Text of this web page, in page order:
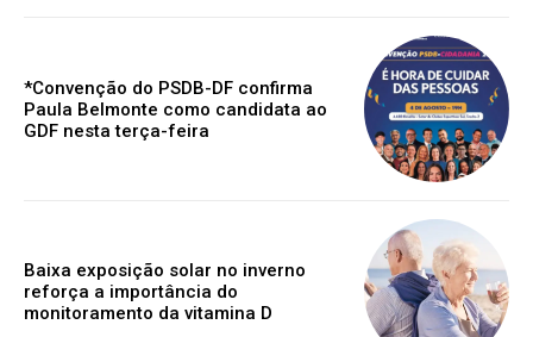
*Convenção do PSDB-DF confirma
Paula Belmonte como candidata ao
GDF nesta terça-feira
Baixa exposição solar no inverno
reforça a importância do
monitoramento da vitamina D